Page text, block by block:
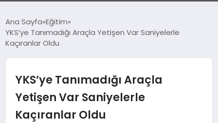
YAŞAM
Ana Sayfa Eğitim
YKS’ye Tanımadığı Araçla Yetişen Var Saniyelerle
Kaçıranlar Oldu
YKS’ye Tanımadığı Araçla
Yetişen Var Saniyelerle
Kaçıranlar Oldu